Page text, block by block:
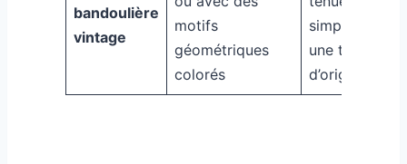
bandoulière
vintage
motifs
géométriques
colorés
simple pour
une touche
d’originalité